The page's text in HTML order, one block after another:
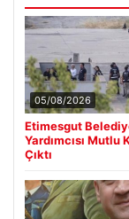
05/08/2026
Etimesgut
Yardımcısı
Çıktı